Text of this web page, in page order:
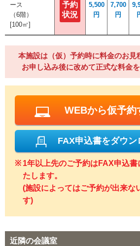
ース
（6階）
[100㎡]
予約
状況
5,500
円
7,700
円
ース
（6階）
[100㎡]
予約
状況
5,500
円
7,700
円
本施設は（仮）予約時に料金のお見
お申し込み後に改めて正式な料金
WEBから仮予約
FAX申込書をダウン
1年以上先のご予約はFAX申込
たします。
(施設によってはご予約が出来な
す)
近隣の会議室